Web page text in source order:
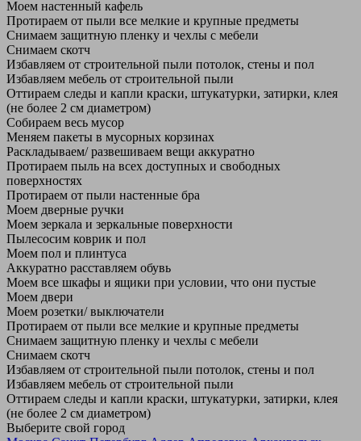
Моем настенный кафель
Протираем от пыли все мелкие и крупные предметы
Снимаем защитную пленку и чехлы с мебели
Снимаем скотч
Избавляем от строительной пыли потолок, стены и пол
Избавляем мебель от строительной пыли
Оттираем следы и капли краски, штукатурки, затирки, клея
(не более 2 см диаметром)
Собираем весь мусор
Меняем пакеты в мусорных корзинах
Раскладываем/ развешиваем вещи аккуратно
Протираем пыль на всех доступных и свободных
поверхностях
Протираем от пыли настенные бра
Моем дверные ручки
Моем зеркала и зеркальные поверхности
Пылесосим коврик и пол
Моем пол и плинтуса
Аккуратно расставляем обувь
Моем все шкафы и ящики при условии, что они пустые
Моем двери
Моем розетки/ выключатели
Протираем от пыли все мелкие и крупные предметы
Снимаем защитную пленку и чехлы с мебели
Снимаем скотч
Избавляем от строительной пыли потолок, стены и пол
Избавляем мебель от строительной пыли
Оттираем следы и капли краски, штукатурки, затирки, клея
(не более 2 см диаметром)
Выберите свой город